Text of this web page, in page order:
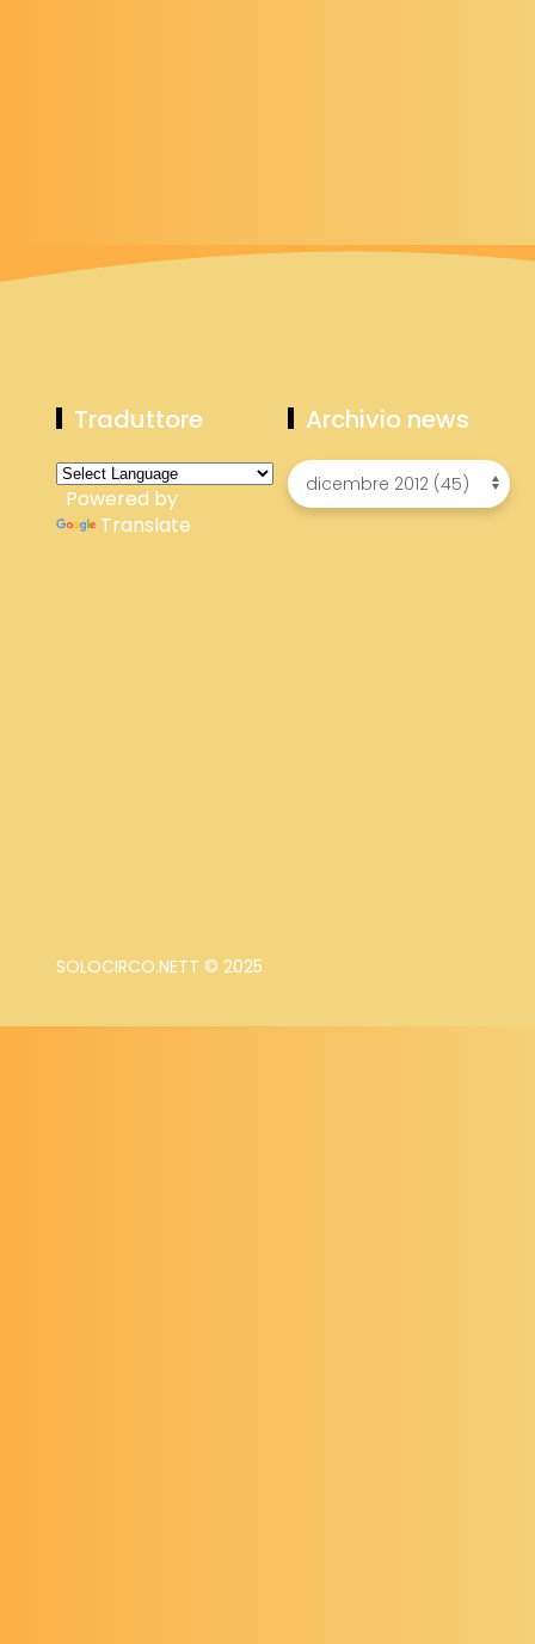
Traduttore
Powered by
Translate
Archivio news
SOLOCIRCO.NETT © 2025